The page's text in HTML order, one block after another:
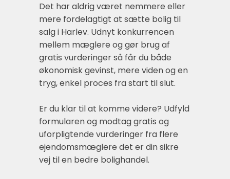
Det har aldrig været nemmere eller
mere fordelagtigt at sætte bolig til
salg i Harlev. Udnyt konkurrencen
mellem mæglere og gør brug af
gratis vurderinger så får du både
økonomisk gevinst, mere viden og en
tryg, enkel proces fra start til slut.
Er du klar til at komme videre? Udfyld
formularen og modtag gratis og
uforpligtende vurderinger fra flere
ejendomsmæglere det er din sikre
vej til en bedre bolighandel.